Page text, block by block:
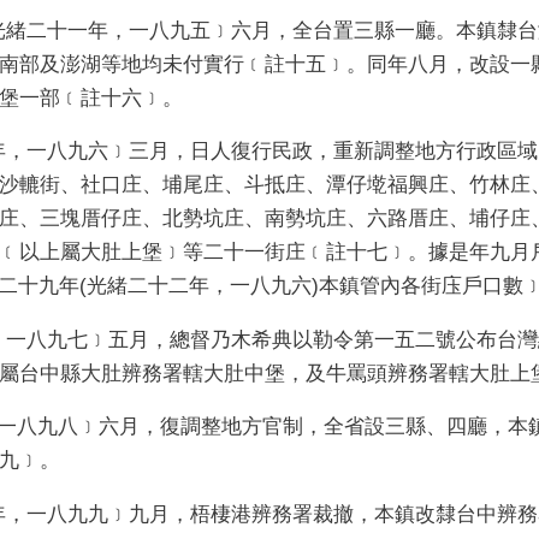
十一年，一八九五﹞六月，全台置三縣一廳。本鎮隸台
部及澎湖等地均未付實行﹝註十五﹞。同年八月，改設
一部﹝註十六﹞。
八九六﹞三月，日人復行民政，重新調整地方行政區域
轆街、社口庄、埔尾庄、斗抵庄、潭仔墘福興庄、竹林
、三塊厝仔庄、北勢坑庄、南勢坑庄、六路厝庄、埔仔
以上屬大肚上堡﹞等二十一街庄﹝註十七﹞。據是年九
十九年(光緒二十二年，一八九六)本鎮管內各街庒戶口數
九七﹞五月，總督乃木希典以勒令第一五二號公布台灣
台中縣大肚辨務署轄大肚中堡，及牛罵頭辨務署轄大肚上
九八﹞六月，復調整地方官制，全省設三縣、四廳，本
﹞。
八九九﹞九月，梧棲港辨務署裁撤，本鎮改隸台中辨務